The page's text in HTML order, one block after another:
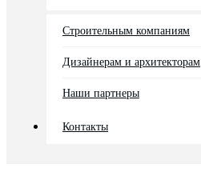
Строительным компаниям
Дизайнерам и архитекторам
Наши партнеры
Контакты